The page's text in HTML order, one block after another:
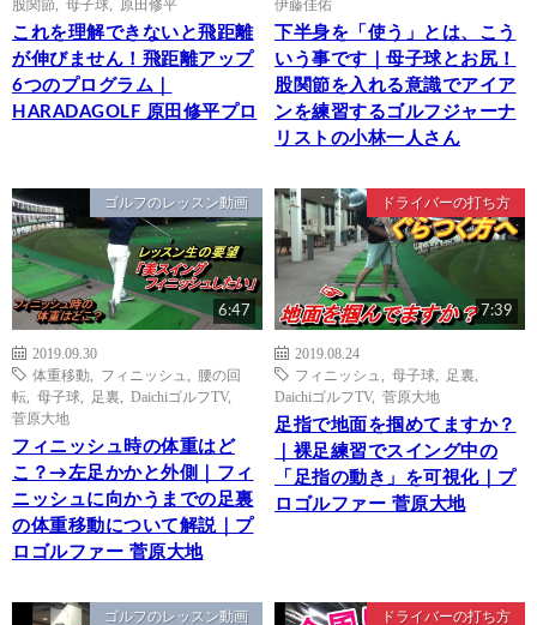
股関節
母子球 原田修平
これを理解できないと飛距離
が伸びません！飛距離アップ
6つのプログラム｜
HARADAGOLF 原田修平プロ
伊藤佳佑
下半身を「使う」とは、こう
いう事です｜母子球とお尻！
股関節を入れる意識でアイア
ンを練習するゴルフジャーナ
リストの小林一人さん
ゴルフのレッスン動画
6:47
2019.09.30
体重移動
フィニッシュ
腰の回
転
母子球 足裏 DaichiゴルフTV,
菅原大地
フィニッシュ時の体重はど
こ？→左足かかと外側｜フィ
ニッシュに向かうまでの足裏
の体重移動について解説｜プ
ロゴルファー 菅原大地
ドライバーの打ち方
7:39
2019.08.24
フィニッシュ
母子球 足裏
DaichiゴルフTV, 菅原大地
足指で地面を掴めてますか？
｜裸足練習でスイング中の
「足指の動き」を可視化｜プ
ロゴルファー 菅原大地
ゴルフのレッスン動画 ドライバーの打ち方